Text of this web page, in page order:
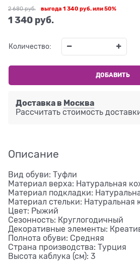
2 680 руб.
1 340 руб.
выгода 1 340 руб.или50%
Количество:
ДОБАВИТЬ
Доставка в Москва
Рассчитать стоимость
Описание
Вид обуви: Туфли
Материал верха: Натуральная
Материал подкладки:
Материал стельки: Натуральная
Цвет: Рыжий
Сезонность: Круглогодичный
Декоративные элементы:
Полнота обуви: Средняя
Страна производства: Турция
Высота каблука (см): 3